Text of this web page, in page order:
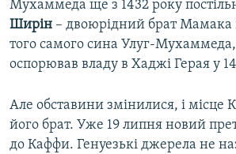
Мухаммеда ще з 1432 року
Ширін – двоюрідний брат Мамака
того самого сина Улуг-
оспорював владу в Хаджі Герая у
Але обставини змінилися, і місце
його брат. Уже 19 липня новий
до Каффи. Генуезькі джерела не